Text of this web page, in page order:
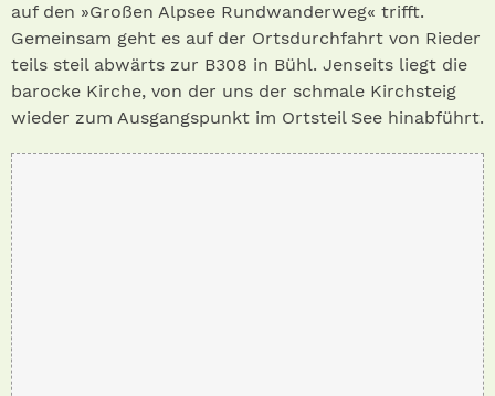
auf den »Großen Alpsee Rundwanderweg« trifft.
Gemeinsam geht es auf der Ortsdurchfahrt von Rieder
teils steil abwärts zur B308 in Bühl. Jenseits liegt die
barocke Kirche, von der uns der schmale Kirchsteig
wieder zum Ausgangspunkt im Ortsteil See hinabführt.